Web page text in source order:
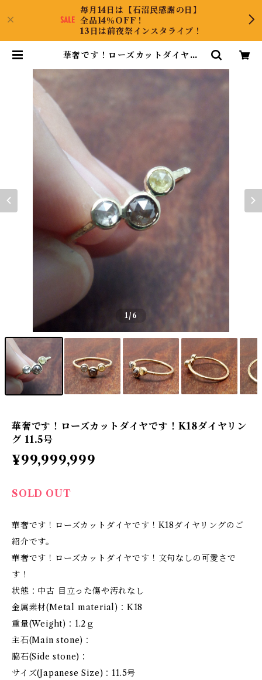
毎月14日は【石沼民感謝の日】
全品14％OFF！
13日は前夜祭インスタライブ！
華奢です！ローズカットダイヤで
1/6
華奢です！ローズカットダイヤです！K18ダイヤリン
グ 11.5号
¥99,999,999
SOLD OUT
華奢です！ローズカットダイヤです！K18ダイヤリングのご
紹介です。
華奢です！ローズカットダイヤです！文句なしの可愛さで
す！
状態：中古 目立った傷や汚れなし
金属素材(Metal material)：K18
重量(Weight)：1.2ｇ
主石(Main stone)：
脇石(Side stone)：
サイズ(Japanese Size)：11.5号